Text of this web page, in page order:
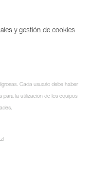
y gestión de cookies
Cada usuario debe haber
para la utilización de los equipos